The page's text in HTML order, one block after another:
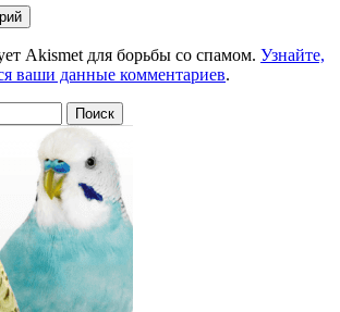
Akismet для борьбы со спамом. Узнайте,
ваши данные комментариев.